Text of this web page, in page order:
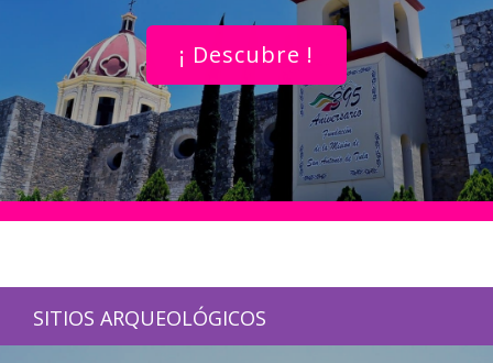
¡ Descubre !
SITIOS ARQUEOLÓGICOS